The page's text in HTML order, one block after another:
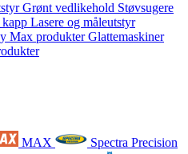
Grønt vedlikehold Støvsugere
Lasere og måleutstyr
Max produkterGlattemaskiner
MAX
Spectra Precision